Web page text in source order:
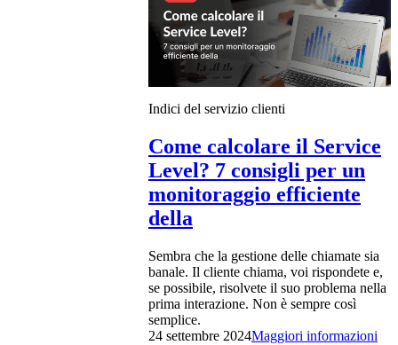
Indici del servizio clienti
Come calcolare il Service
Level? 7 consigli per un
monitoraggio efficiente
della
Sembra che la gestione delle chiamate sia
banale. Il cliente chiama, voi rispondete e,
se possibile, risolvete il suo problema nella
prima interazione. Non è sempre così
semplice.
24 settembre 2024Maggiori informazioni